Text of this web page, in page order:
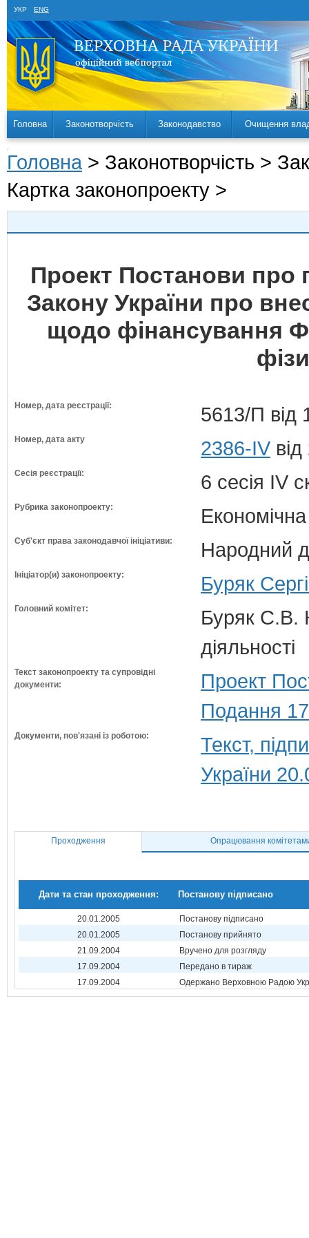
УКР ENG
Головна Законотворчість Законодавство Очищення
Головна > Законотворчість >
Картка законопроекту >
Проект Постанови про
Закону України про
щодо фінансування
Номер, дата реєстрації: 5613/П від
Номер, дата акту 2386-IV
Сесія реєстрації: 6 сесія IV
Рубрика законопроекту:
Суб'єкт права законодавчої ініціативи: Народний
Ініціатор(и) законопроекту: Буряк
Головний комітет:
Буряк С.В.
діяльності
Текст законопроекту та супровідні
документи:
Проект
Подання
Документи, пов'язані із роботою:
Текст,
України
Проходження Опрацювання
Дати та стан проходження: Постанову підписано
20.01.2005
Постанову підписано
20.01.2005
Постанову прийнято
21.09.2004
Вручено для розгляду
17.09.2004
Передано в тираж
17.09.2004
Одержано Верховною Радою